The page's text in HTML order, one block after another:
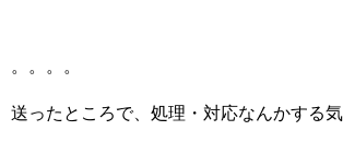
。。。。
送ったところで、処理・対応なんかする気